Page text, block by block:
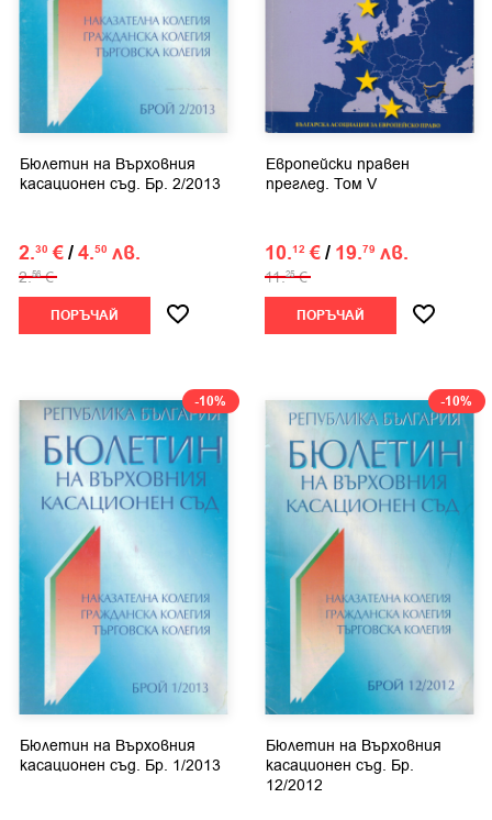
Бюлетин на Върховния
касационен съд. Бр. 2/2013
2.30 €/4.50 лв.
2.56 €
ПОРЪЧАЙ
Европейски правен
преглед. Том V
10.12 €/ 19.79 лв.
11.25 €
ПОРЪЧАЙ
-10%
Бюлетин на Върховния
касационен съд. Бр. 1/2013
-10%
Бюлетин на Върховния
касационен съд. Бр.
12/2012